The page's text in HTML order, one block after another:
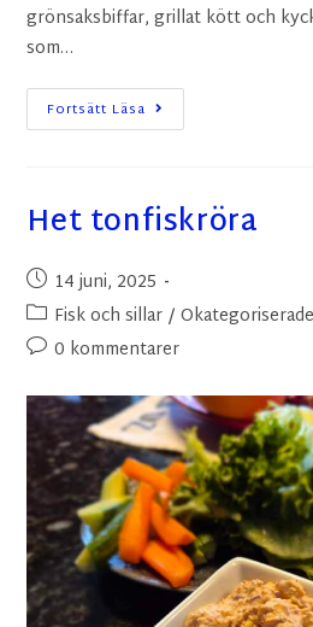
grönsaksbiffar, grillat kött och
som…
Fortsätt Läsa
Het tonfiskröra
14 juni, 2025
Fisk och sillar / Okategoriserade
0 kommentarer